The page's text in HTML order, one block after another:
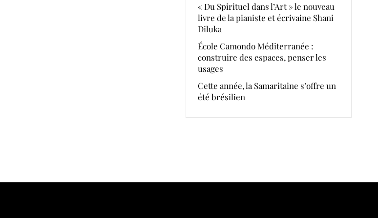
« Du Spirituel dans l’Art » le nouveau
livre de la pianiste et écrivaine Shani
Diluka
École Camondo Méditerranée :
construire des espaces, penser les
usages
Cette année, la Samaritaine s’offre un
été brésilien